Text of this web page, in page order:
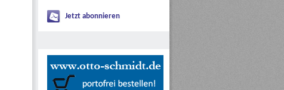
Jetzt abonnieren